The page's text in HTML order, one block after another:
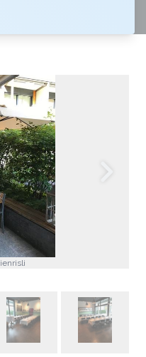
Geschmack ist etwas